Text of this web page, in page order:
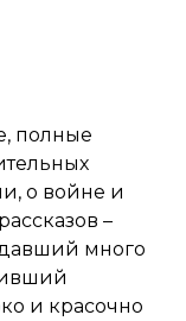
полные
о войне и
–
много
и красочно